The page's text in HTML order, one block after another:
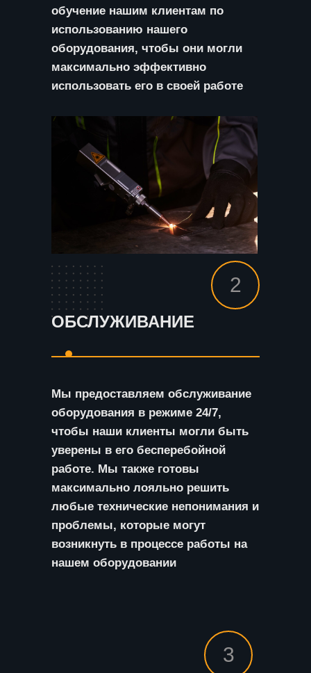
2
обучение нашим клиентам по
использованию нашего
оборудования, чтобы они могли
максимально эффективно
использовать его в своей работе
ОБСЛУЖИВАНИЕ
Мы предоставляем обслуживание
оборудования в режиме 24/7,
чтобы наши клиенты могли быть
уверены в его бесперебойной
работе. Мы также готовы
максимально лояльно решить
любые технические непонимания и
проблемы, которые могут
возникнуть в процессе работы на
нашем оборудовании
3